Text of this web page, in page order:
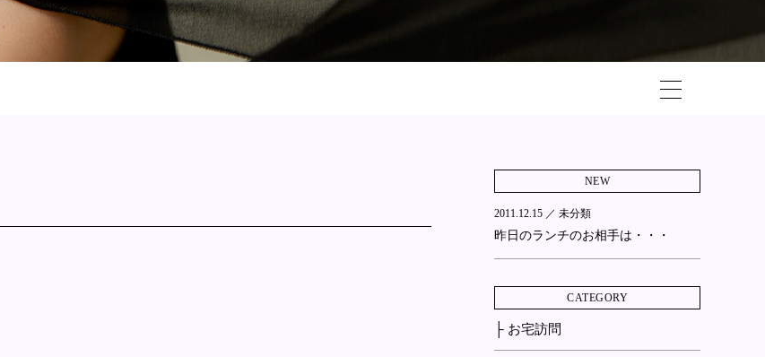
NEW
2011.12.15 ／ 未分類
昨日のランチのお相手は・・・
CATEGORY
├ お宅訪問